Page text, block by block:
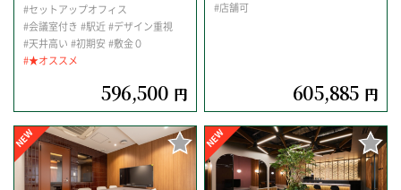
#セットアップオフィス
#会議室付き #駅近 #デザイン重視
#天井高い #初期安 #敷金０
#★オススメ
596,500 円
#店舗可
605,885 円
NEW NEW